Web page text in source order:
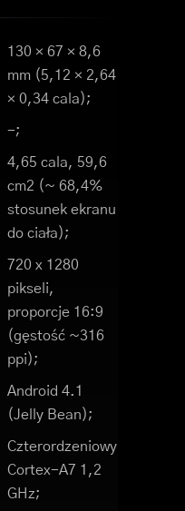
130 × 67 × 8,6
mm (5,12 × 2,64
× 0,34 cala);
-;
4,65 cala, 59,6
cm2 (~ 68,4%
stosunek ekranu
do ciała);
720 x 1280
pikseli,
proporcje 16:9
(gęstość ~316
ppi);
Android 4.1
(Jelly Bean);
Czterordzeniowy
Cortex-A7 1,2
GHz;